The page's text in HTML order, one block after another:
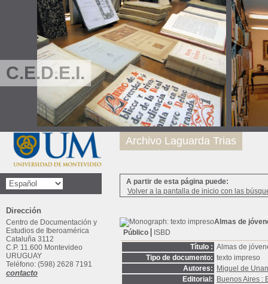
C.E.D.E.I.
A partir de esta página puede:
Volver a la pantalla de inicio con las
Almas de
Público
ISBD
Título : Almas de
Tipo de documento: texto impreso
Autores:
Miguel de
Editorial:
Buenos Aires :
Archivo Laguarda Trias
Dirección
Centro de Documentación y
Estudios de Iberoamérica
Cataluña 3112
C.P. 11.600 Montevideo
URUGUAY
Teléfono: (598) 2628 7191
contacto